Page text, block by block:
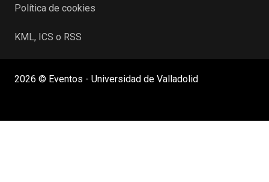
Política de cookies
KML, ICS o RSS
2026 © Eventos - Universidad de Valladolid